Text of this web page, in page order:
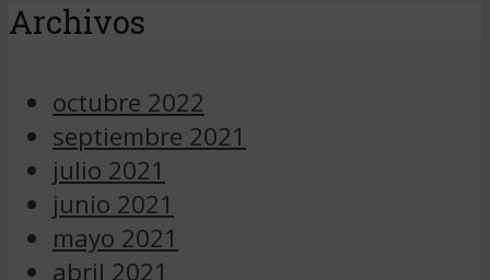
Archivos
octubre 2022
septiembre 2021
julio 2021
junio 2021
mayo 2021
abril 2021